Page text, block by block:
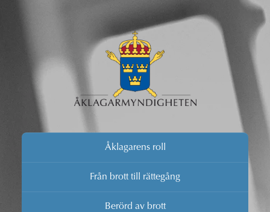
Åklagarens roll
Från brott till rättegång
Berörd av brott